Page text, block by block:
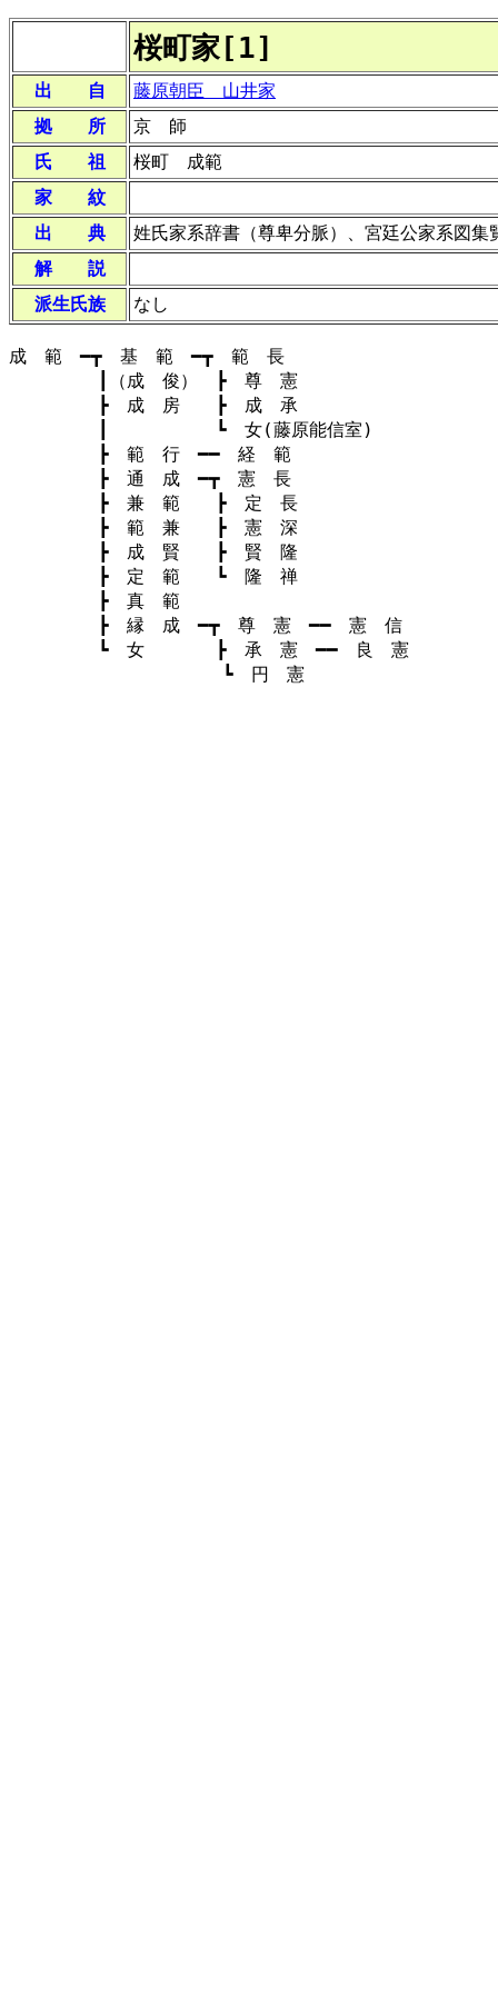
桜町家[1]
出 自
藤原朝臣 山井家
拠 所
京 師
氏 祖
桜町 成範
家 紋
出 典
姓氏家系辞書（尊卑分脈）、宮廷公家系図集
解 説
派生氏族
なし
成 範 ━┳ 基 範 ━┳ 範 長
┃（成 俊） ┣ 尊 憲
┣ 成 房 ┣ 成 承
┃ ┗ 女(藤原能信室)
┣ 範 行 ━━ 経 範
┣ 通 成 ━┳ 憲 長
┣ 兼 範 ┣ 定 長
┣ 範 兼 ┣ 憲 深
┣ 成 賢 ┣ 賢 隆
┣ 定 範 ┗ 隆 禅
┣ 真 範
┣ 縁 成 ━┳ 尊 憲 ━━ 憲 信
┗ 女 ┣ 承 憲 ━━ 良 憲
┗ 円 憲